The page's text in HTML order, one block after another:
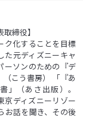
締役】
ク化することを目標
た元ディズニーキャ
ーソンのための『デ
こう書房） 「『あ
」（あさ出版）。
京ディズニーリゾー
お話を聞き、その後